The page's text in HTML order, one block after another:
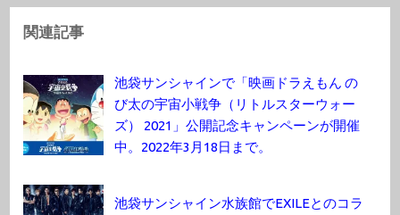
関連記事
池袋サンシャインで「映画ドラえもん の
び太の宇宙小戦争（リトルスターウォー
ズ） 2021」公開記念キャンペーンが開催
中。2022年3月18日まで。
池袋サンシャイン水族館でEXILEとのコラ